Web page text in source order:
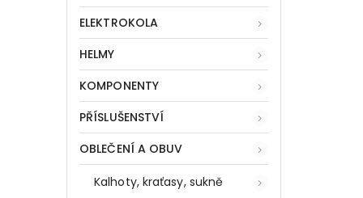
ELEKTROKOLA
HELMY
KOMPONENTY
PŘÍSLUŠENSTVÍ
OBLEČENÍ A OBUV
Kalhoty, kraťasy, sukně